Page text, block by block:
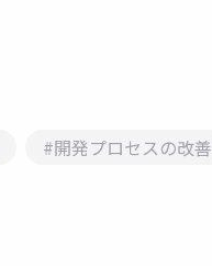
#開発プロセスの改善